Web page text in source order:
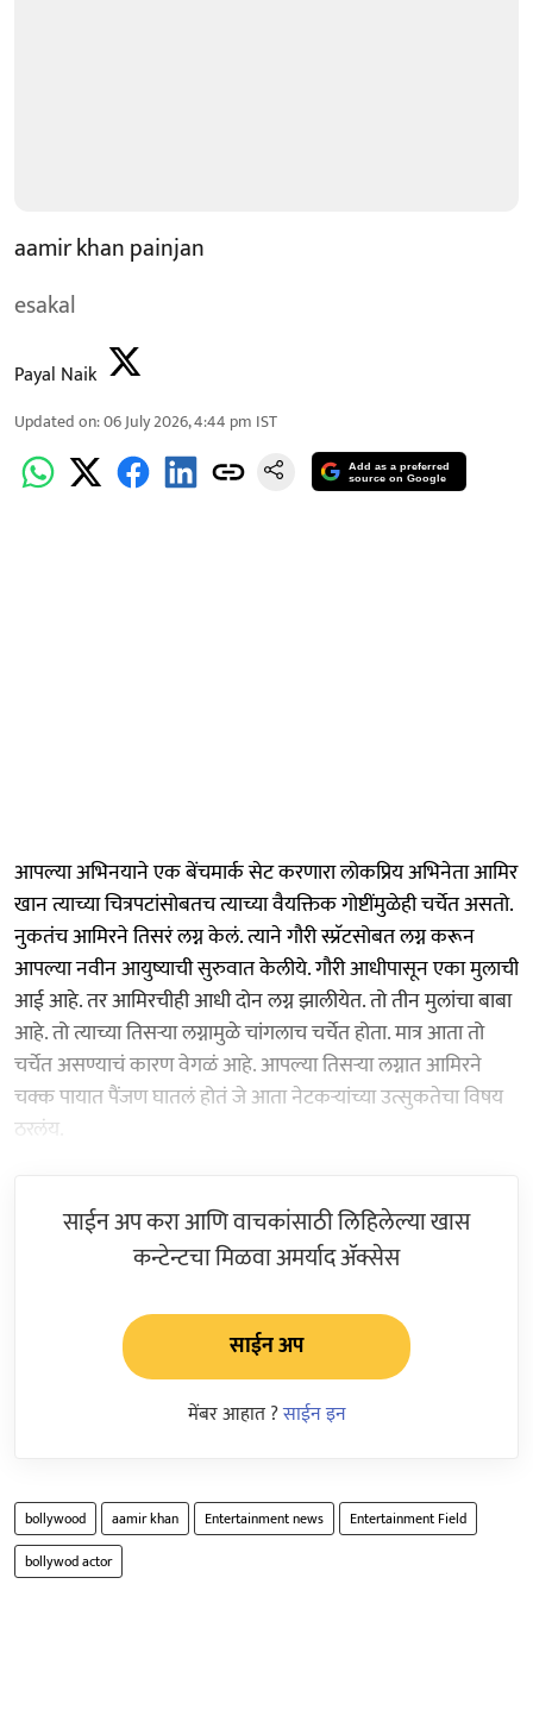
aamir khan painjan
esakal
Payal Naik
Updated on:06 July 2026, 4:44 pm IST
Add as a preferred
source on Google
आपल्या अभिनयाने एक बेंचमार्क सेट करणारा लोकप्रिय अभिनेता आमिर
खान त्याच्या चित्रपटांसोबतच त्याच्या वैयक्तिक गोष्टींमुळेही चर्चेत असतो.
नुकतंच आमिरने तिसरं लग्न केलं. त्याने गौरी स्प्रॅटसोबत लग्न करून
आपल्या नवीन आयुष्याची सुरुवात केलीये. गौरी आधीपासून एका मुलाची
आई आहे. तर आमिरचीही आधी दोन लग्न झालीयेत. तो तीन मुलांचा बाबा
आहे. तो त्याच्या तिसऱ्या लग्नामुळे चांगलाच चर्चेत होता. मात्र आता तो
चर्चेत असण्याचं कारण वेगळं आहे. आपल्या तिसऱ्या लग्नात आमिरने
चक्क पायात पैंजण घातलं होतं जे आता नेटकऱ्यांच्या उत्सुकतेचा विषय
ठरलंय.
साईन अप करा आणि वाचकांसाठी लिहिलेल्या खास
कन्टेन्टचा मिळवा अमर्याद ॲक्सेस
साईन अप
मेंबर आहात ?साईन इन
bollywood aamir khan Entertainment news
Entertainment Field
bollywod actor